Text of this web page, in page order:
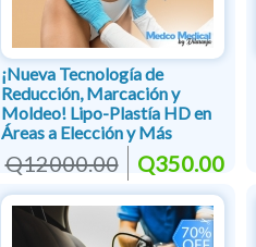
¡Nueva Tecnología de
Reducción, Marcación y
Moldeo! Lipo-Plastía HD en
Áreas a Elección y Más
Q12000.00 Q350.00